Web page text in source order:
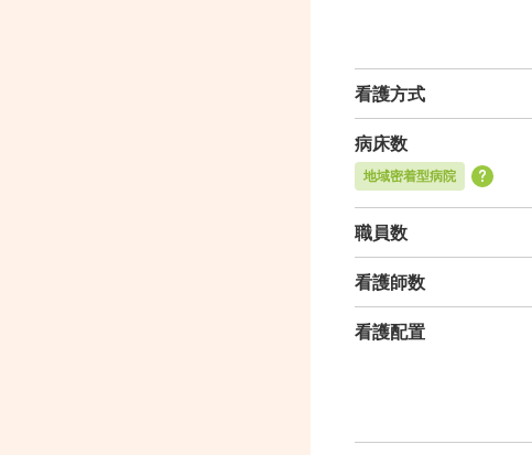
看護方式
病床数
地域密着型病院
職員数
看護師数
看護配置